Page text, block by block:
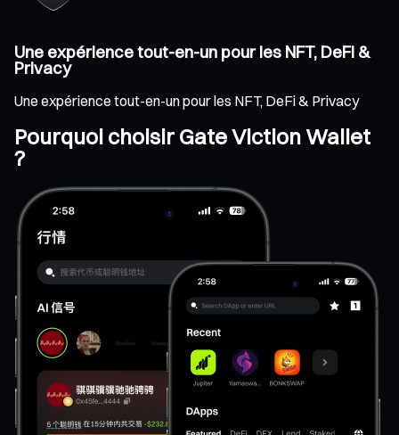
Une expérience tout-en-un pour les NFT, DeFi &
Privacy
Une expérience tout-en-un pour les NFT, DeFi & Privacy
Pourquoi choisir Gate Viction Wallet
?